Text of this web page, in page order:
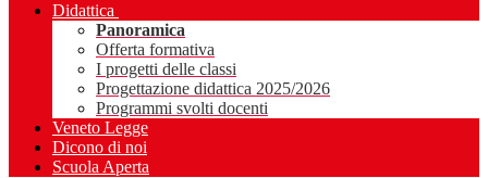
Didattica
Panoramica
Offerta formativa
I progetti delle classi
Progettazione didattica 2025/2026
Programmi svolti docenti
Veneto Legge
Dicono di noi
Scuola Aperta